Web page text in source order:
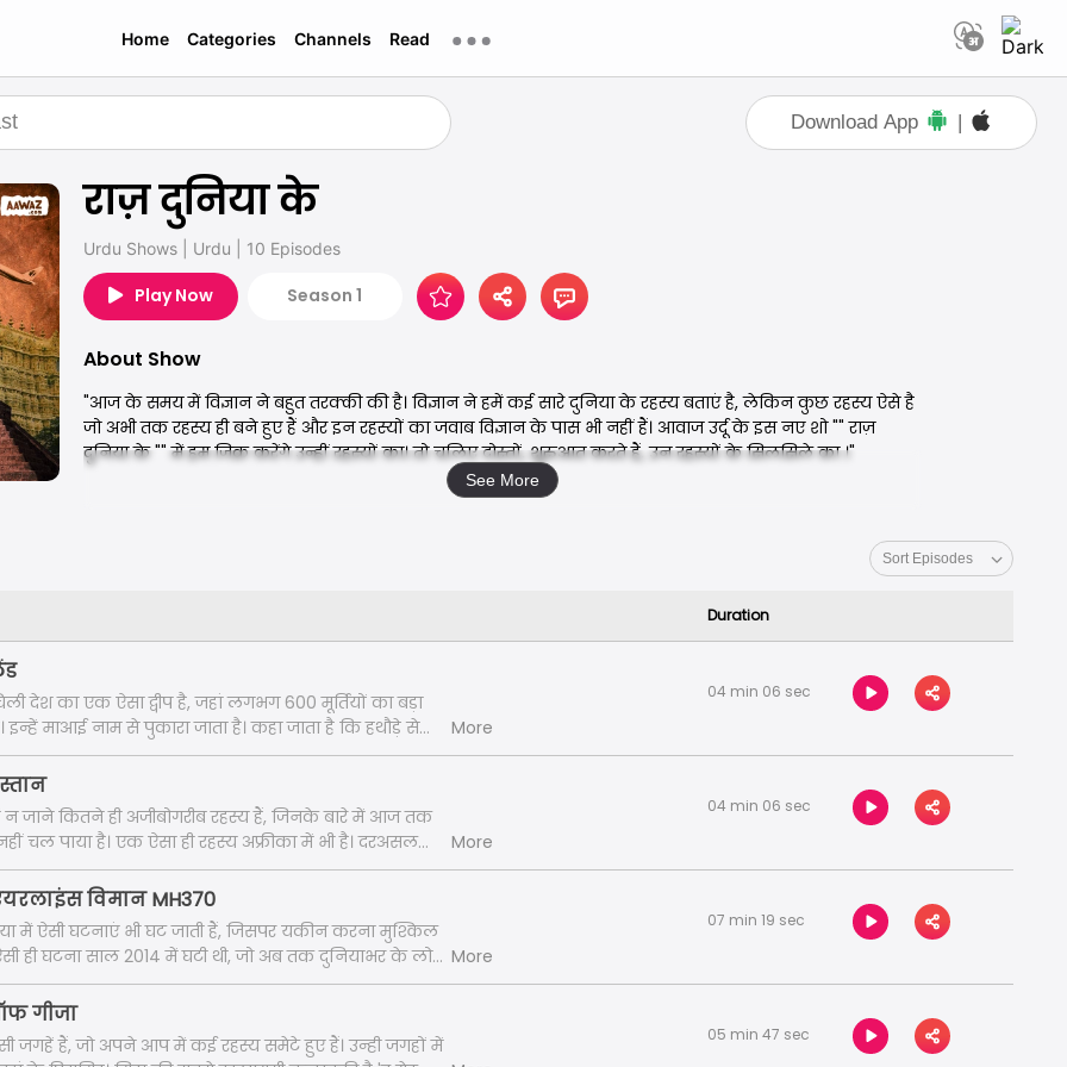
Home Categories Channels Read
Download App |
राज़ दुनिया के
Urdu Shows Urdu 10 Episodes
Play Now Season 1
About Show
"आज के समय में विज्ञान ने बहुत तरक्की की है। विज्ञान ने हमें कई सारे दुनिया के रहस्य बताएं है, लेकिन कुछ रहस्य ऐसे है
जो अभी तक रहस्य ही बने हुए हैं और इन रहस्यों का जवाब विज्ञान के पास भी नहीं हैं। आवाज उर्दू के इस नए शो "" राज़
दुनिया के "" में हम जिक्र करेंगे उन्हीं रहस्यों का। तो चलिए दोस्तों, शुरुआत करते हैं, उन रहस्यों के सिलसिले का ।"
See More
Duration
देश का एक ऐसा द्वीप है, जहां लगभग 600 मूर्तियों का बड़ा
माआई नाम से पुकारा जाता है। कहा जाता है कि हथौड़े से
इनमें छोटी-मोटी खरोंच के अलावा कोई नुकसान नहीं
मूर्तियां लगभग 100 टन वजनी और 30-40 फीट लंबी
हम ईस्टर आइलैंड से जुड़े रहस्य का जिक्र करेंगे।"
More
04 min 06 sec
न जाने कितने ही अजीबोगरीब रहस्य हैं, जिनके बारे में आज तक
चल पाया है। एक ऐसा ही रहस्य अफ्रीका में भी है। दरअसल
रेगिस्तान के बीचों-बीच बना 50 किलोमीटर लंबा-चौड़ा 'रिचट
की आंख' भी कहा जाता है, रहस्यों से घिरा पड़ा है। कहते हैं कि
है कि इसकी अद्भुत आकृति अंतरिक्ष से भी साफ-साफ दिखती
हम सहारा रेगिस्तान से जुड़े रहस्य का जिक्र करेंगे। "
More
04 min 06 sec
विमान MH370
में ऐसी घटनाएं भी घट जाती हैं, जिसपर यकीन करना मुश्किल
ही घटना साल 2014 में घटी थी, जो अब तक दुनियाभर के लोगों
ही बना हुआ है। दरअसल, मलेशिया एयरलाइंस का एक विमान
आसमान से ही अचानक गायब हो गया था। इस रहस्यमय घटना
है , लेकिन इसका सुराग आज तक किसी को भी नहीं मिला है।
मलेशिया एयरलाइंस विमान MH370 से जुड़े रहस्य का जिक्र
More
07 min 19 sec
गीजा
जगहें हैं, जो अपने आप में कई रहस्य समेटे हुए हैं। उन्ही जगहों में
05 min 47 sec